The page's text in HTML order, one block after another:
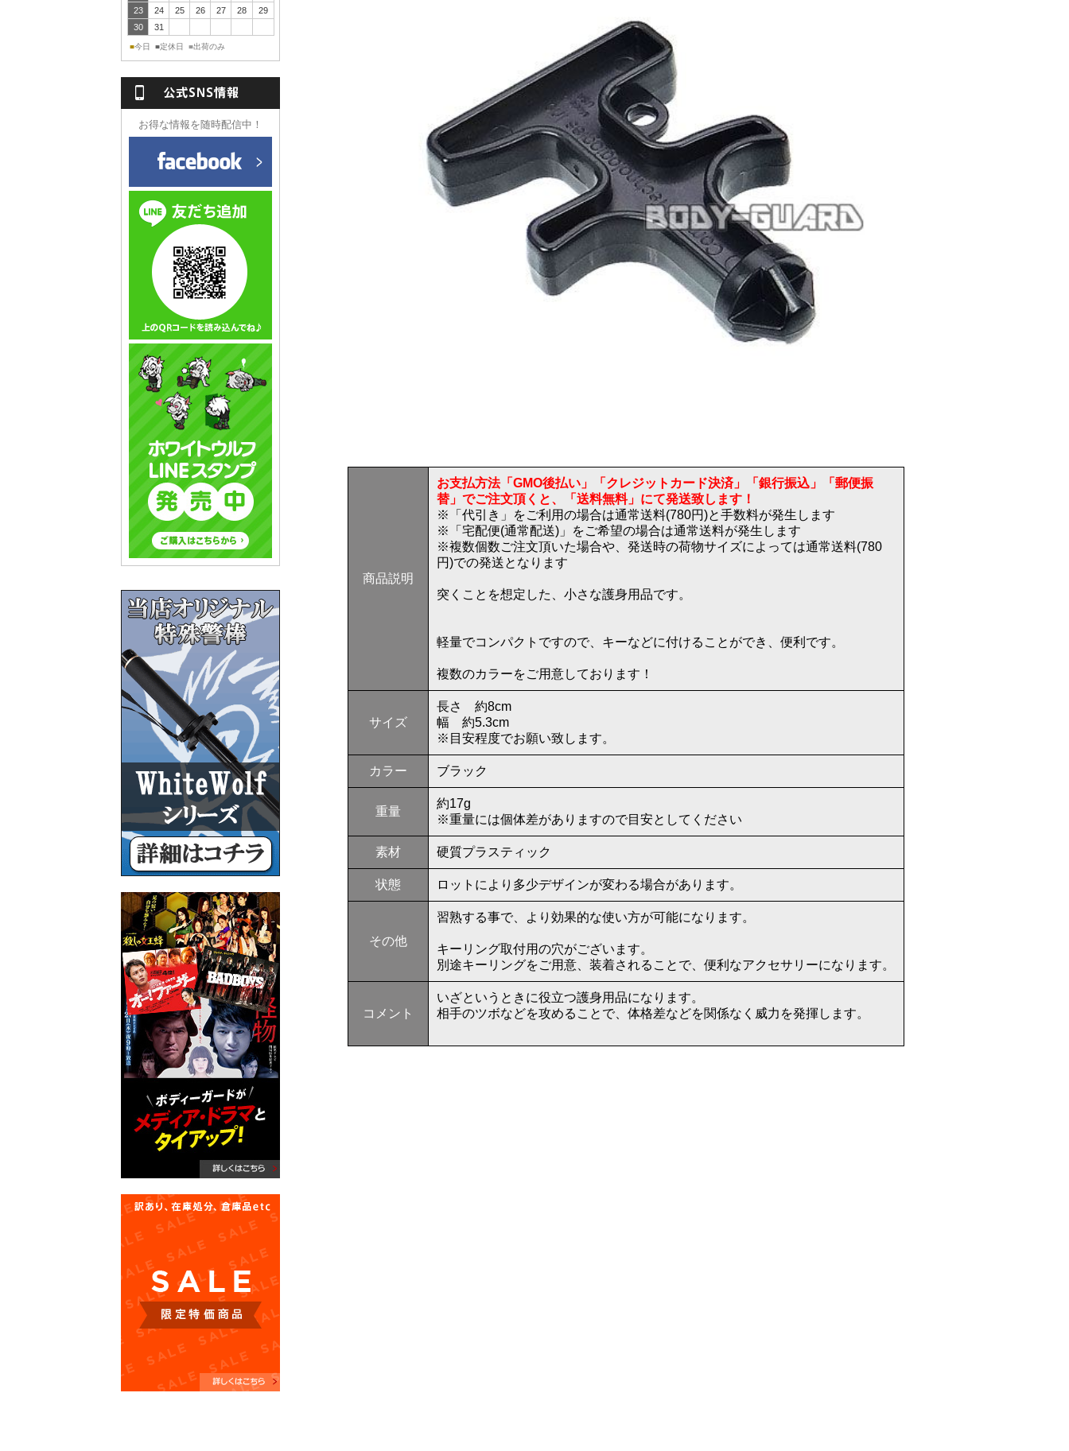
商品説明
お支払方法「GMO後払い」「クレジットカード決済」「銀行振込」「郵便振
替」でご注文頂くと、「送料無料」にて発送致します！
※「代引き」をご利用の場合は通常送料(780円)と手数料が発生します
※「宅配便(通常配送)」をご希望の場合は通常送料が発生します
※複数個数ご注文頂いた場合や、発送時の荷物サイズによっては通常送料(780
円)での発送となります
突くことを想定した、小さな護身用品です。
軽量でコンパクトですので、キーなどに付けることができ、便利です。
複数のカラーをご用意しております！
サイズ
長さ 約8cm
幅 約5.3cm
※目安程度でお願い致します。
カラー ブラック
重量
約17g
※重量には個体差がありますので目安としてください
素材 硬質プラスティック
状態 ロットにより多少デザインが変わる場合があります。
その他
習熟する事で、より効果的な使い方が可能になります。
キーリング取付用の穴がございます。
別途キーリングをご用意、装着されることで、便利なアクセサリーになります。
コメント
いざというときに役立つ護身用品になります。
相手のツボなどを攻めることで、体格差などを関係なく威力を発揮します。
23
24 25 26 27 28
29
30
31
■今日 ■定休日 ■出荷のみ
お得な情報を随時配信中！